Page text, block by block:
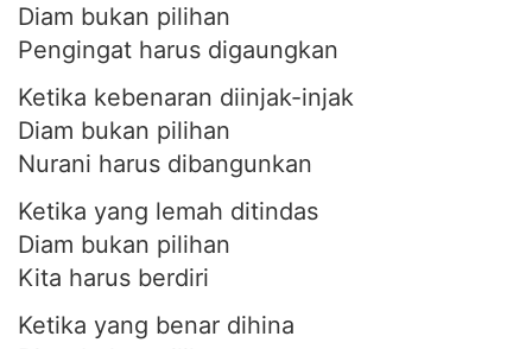
Diam bukan pilihan
Pengingat harus digaungkan
Ketika kebenaran diinjak-injak
Diam bukan pilihan
Nurani harus dibangunkan
Ketika yang lemah ditindas
Diam bukan pilihan
Kita harus berdiri
Ketika yang benar dihina